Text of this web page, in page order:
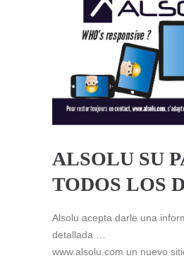
ALSOLU SU
TODOS LOS
Alsolu acepta darle una
detallada …
www.alsolu.com un nuevo